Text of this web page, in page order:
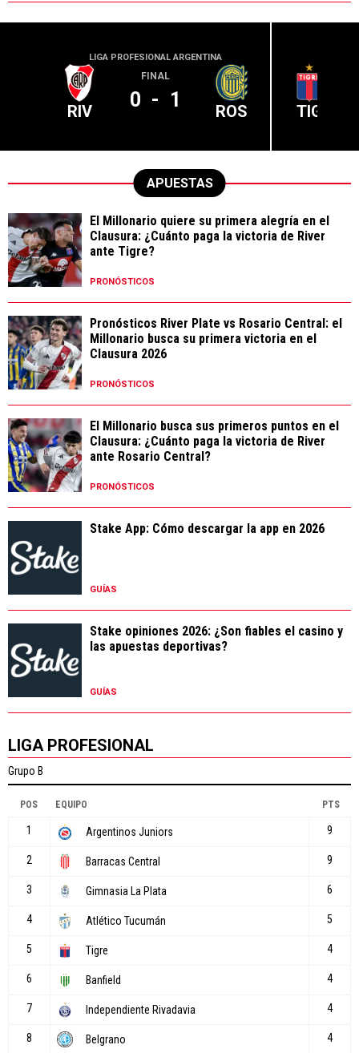
LIGA PROFESIONAL ARGENTINA
RIV
FINAL
0 - 1 ROS TIG
APUESTAS
El Millonario quiere su primera alegría en el
Clausura: ¿Cuánto paga la victoria de River
ante Tigre?
PRONÓSTICOS
Pronósticos River Plate vs Rosario Central: el
Millonario busca su primera victoria en el
Clausura 2026
PRONÓSTICOS
El Millonario busca sus primeros puntos en el
Clausura: ¿Cuánto paga la victoria de River
ante Rosario Central?
PRONÓSTICOS
Stake App: Cómo descargar la app en 2026
GUÍAS
Stake opiniones 2026: ¿Son fiables el casino y
las apuestas deportivas?
GUÍAS
LIGA PROFESIONAL